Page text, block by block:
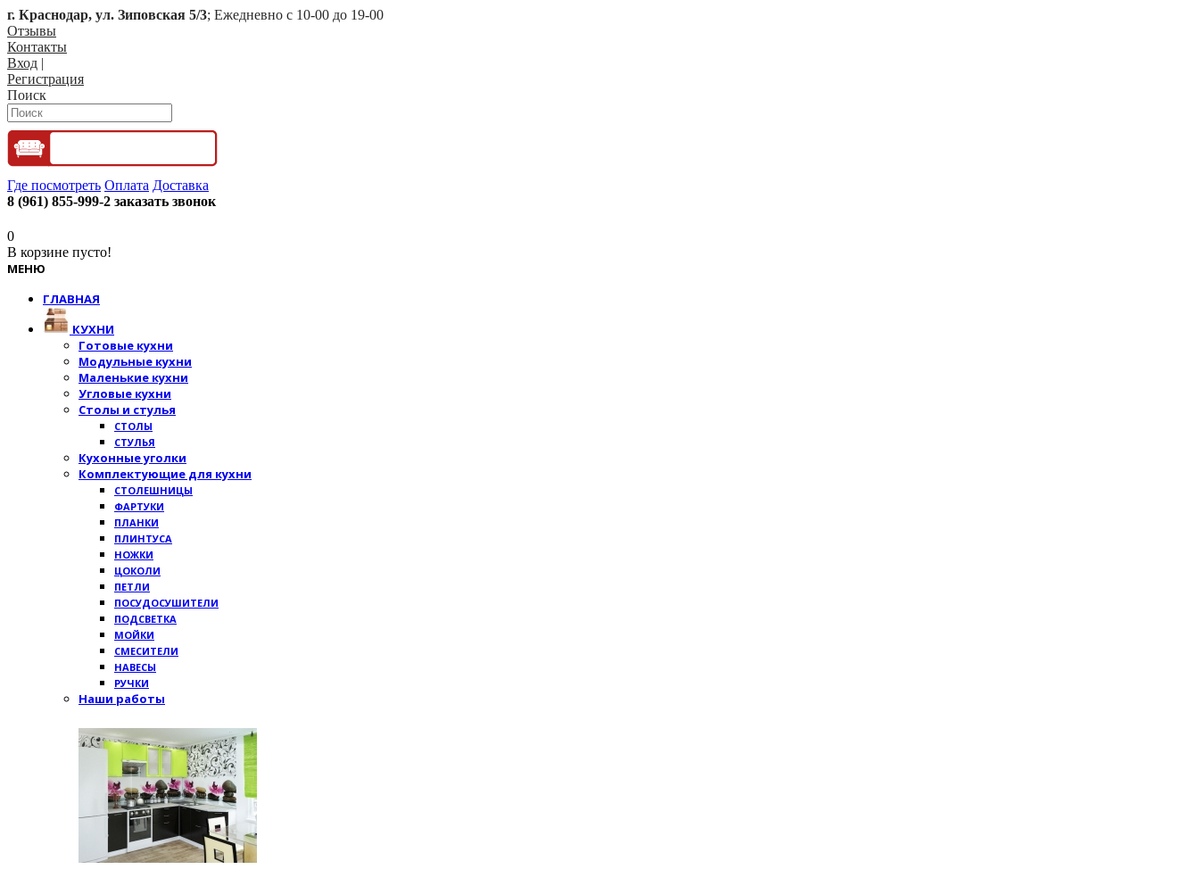
г. Краснодар, ул. Зиповская 5/3; Ежедневно с 10-00 до 19-00
Отзывы
Контакты
Вход |
Регистрация
Поиск
Где посмотреть Оплата Доставка
8 (961) 855-999-2 заказать звонок
0
В корзине пусто!
МЕНЮ
ГЛАВНАЯ
КУХНИ
Готовые кухни
Модульные кухни
Маленькие кухни
Угловые кухни
Столы и стулья
СТОЛЫ
СТУЛЬЯ
Кухонные уголки
Комплектующие для кухни
СТОЛЕШНИЦЫ
ФАРТУКИ
ПЛАНКИ
ПЛИНТУСА
НОЖКИ
ЦОКОЛИ
ПЕТЛИ
ПОСУДОСУШИТЕЛИ
ПОДСВЕТКА
МОЙКИ
СМЕСИТЕЛИ
НАВЕСЫ
РУЧКИ
Наши работы